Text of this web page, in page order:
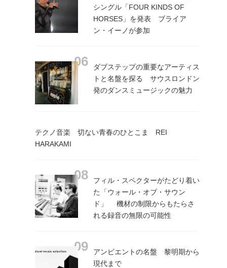
シングル「FOUR KINDS OF
HORSES」を発表 ブライア
ン・イーノが参加
ダブステップの重要なアーティス
トと名盤を探る サウスロンドン
発のダンスミュージックの魅力
テクノ音楽 切ない青春のひとこま REI
HARAKAMI
フィル・スペクターがたどり着い
た「ウォール・オブ・サウン
ド」 機材の制限からもたらさ
れる録音の無限の可能性
アンビエントの名盤 黎明期から
現代まで